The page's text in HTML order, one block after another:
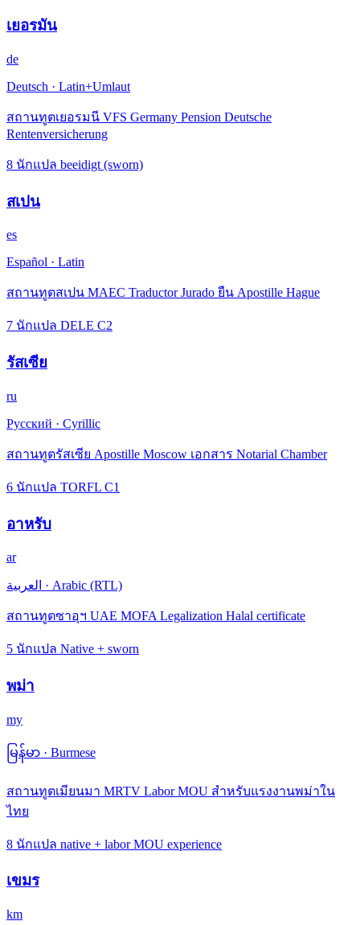
เยอรมัน
de
Deutsch · Latin+Umlaut
สถานทูตเยอรมนี VFS Germany Pension Deutsche
Rentenversicherung
8 นักแปล beeidigt (sworn)
สเปน
es
Español · Latin
สถานทูตสเปน MAEC Traductor Jurado ยืน Apostille Hague
7 นักแปล DELE C2
รัสเซีย
ru
Русский · Cyrillic
สถานทูตรัสเซีย Apostille Moscow เอกสาร Notarial Chamber
6 นักแปล TORFL C1
อาหรับ
ar
العربية · Arabic (RTL)
สถานทูตซาอุฯ UAE MOFA Legalization Halal certificate
5 นักแปล Native + sworn
พม่า
my
မြန်မာ · Burmese
สถานทูตเมียนมา MRTV Labor MOU สำหรับแรงงานพม่าใน
ไทย
8 นักแปล native + labor MOU experience
เขมร
km